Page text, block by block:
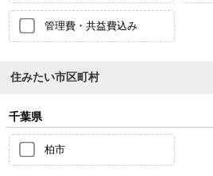
管理費・共益費込み
住みたい市区町村
千葉県
柏市